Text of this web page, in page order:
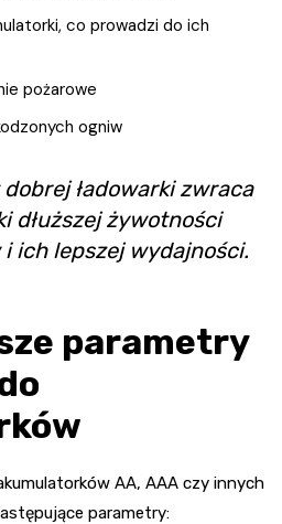
co prowadzi do ich
pożarowe
ogniw
ładowarki zwraca
dłuższej żywotności
ich lepszej wydajności.
parametry
AA, AAA czy innych
parametry: